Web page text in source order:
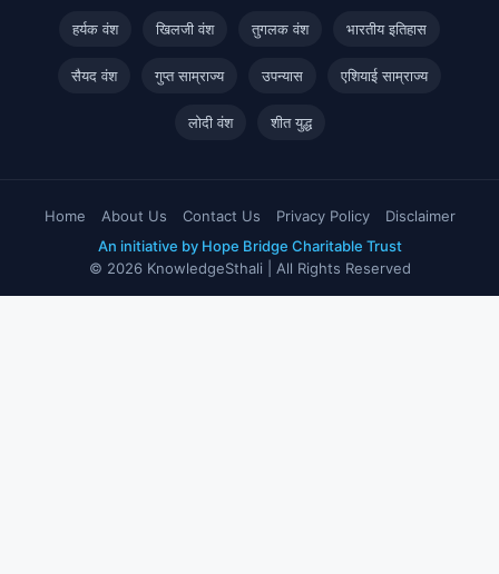
हर्यक वंश खिलजी वंश तुगलक वंश भारतीय इतिहास
सैयद वंश गुप्त साम्राज्य उपन्यास एशियाई साम्राज्य
लोदी वंश शीत युद्ध
Home About Us Contact Us Privacy Policy
Disclaimer
An initiative by Hope Bridge Charitable Trust
© 2026 KnowledgeSthali | All Rights Reserved